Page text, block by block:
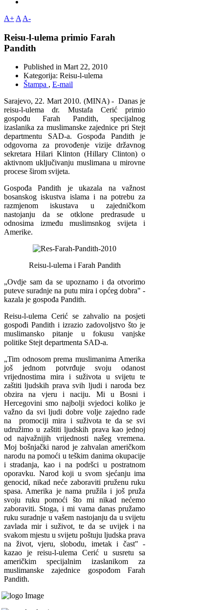
A+ A A-
Reisu-l-ulema primio Farah
Pandith
Published in Mart 22, 2010
Kategorija: Reisu-l-ulema
Štampa , E-mail
Sarajevo, 22. Mart 2010. (MINA) - Danas je
reisu-l-ulema dr. Mustafa Cerić primio
gospođu Farah Pandith, specijalnog
izaslanika za muslimanske zajednice pri Stejt
departmentu SAD-a. Gospođa Pandith je
odgovorna za provođenje vizije državnog
sekretara Hilari Klinton (Hillary Clinton) o
aktivnom uključivanju muslimana u mirovne
procese širom svijeta.
Gospođa Pandith je ukazala na važnost
bosanskog iskustva islama i na potrebu za
razmjenom iskustava u zajedničkom
nastojanju da se otklone predrasude u
odnosima između muslimsnkog svijeta i
Amerike.
Reisu-l-ulema i Farah Pandith
„Ovdje sam da se upoznamo i da otvorimo
puteve suradnje na putu mira i općeg dobra" -
kazala je gospođa Pandith.
Reisu-l-ulema Cerić se zahvalio na posjeti
gospođi Pandith i izrazio zadovoljstvo što je
muslimansko pitanje u fokusu vanjske
politike Stejt departmenta SAD-a.
„Tim odnosom prema muslimanima Amerika
još jednom potvrđuje svoju odanost
vrijednostima mira i suživota u svijetu te
zaštiti ljudskih prava svih ljudi i naroda bez
obzira na vjeru i naciju. Mi u Bosni i
Hercegovini smo najbolji svjedoci koliko je
važno da svi ljudi dobre volje zajedno rade
na promociji mira i suživota te da se svi
udružimo u zaštiti ljudskih prava kao jednoj
od najvažnijih vrijednosti našeg vremena.
Moj bošnjački narod je zahvalan američkom
narodu na pomoći u teškim danima okupacije
i stradanja, kao i na podršci u postratnom
oporavku. Narod koji u svom sjećanju ima
genocid, nikad neće zaboraviti pruženu ruku
spasa. Amerika je nama pružila i još pruža
svoju ruku pomoći što mi nikad nećemo
zaboraviti. Stoga, i mi vama danas pružamo
ruku suradnje u vašem nastojanju da u svijetu
zavlada mir i suživot, te da se uvijek i na
svakom mjestu u svijetu poštuju ljudska prava
na život, vjeru, slobodu, imetak i čast" -
kazao je reisu-l-ulema Cerić u susretu sa
američkim specijalnim izaslanikom za
muslimanske zajednice gospođom Farah
Pandith.